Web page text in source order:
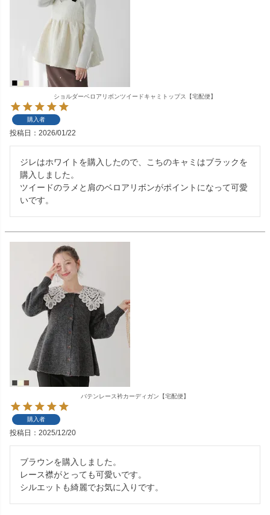
ショルダーベロアリボンツイードキャミトップス【宅配便】
購入者
投稿日 2026/01/22
ジレはホワイトを購入したので、こちのキャミはブラックを
購入しました。
ツイードのラメと肩のベロアリボンがポイントになって可愛
いです。
バテンレース衿カーディガン【宅配便】
購入者
投稿日 2025/12/20
ブラウンを購入しました。
レース襟がとっても可愛いです。
シルエットも綺麗でお気に入りです。